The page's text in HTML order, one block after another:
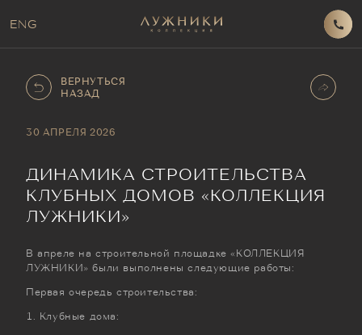
ENG
ВЕРНУТЬСЯ
НАЗАД
30 АПРЕЛЯ 2026
ДИНАМИКА СТРОИТЕЛЬСТВА
КЛУБНЫХ ДОМОВ «КОЛЛЕКЦИЯ
ЛУЖНИКИ»
В апреле на строительной площадке «КОЛЛЕКЦИЯ
ЛУЖНИКИ» были выполнены следующие работы:
Первая очередь строительства:
Клубные дома: